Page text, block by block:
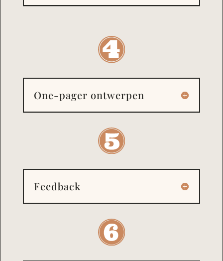
One-pager ontwerpen
Feedback